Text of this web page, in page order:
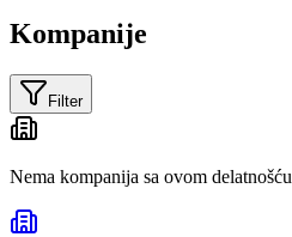
Kompanije
Filter
Nema kompanija sa ovom delatnošću